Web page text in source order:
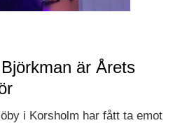
är Årets
i Korsholm har fått ta emot